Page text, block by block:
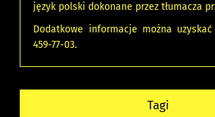
język polski dokonane przez tłumacza
Dodatkowe informacje można
459-77-03.
Tagi